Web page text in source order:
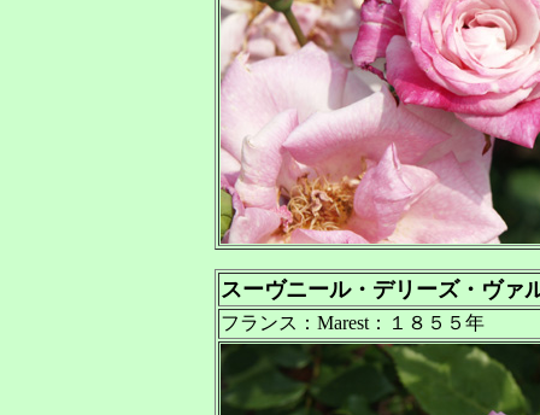
スーヴニール・デリーズ・ヴァ
フランス：Marest：１８５５年